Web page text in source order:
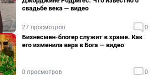
свадьбе века — видео
27 просмотров 0
Бизнесмен-блогер служит в храме. Как
его изменила вера в Бога — видео
0 просмотров 0